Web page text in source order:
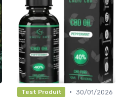
Test Produit • 30/01/2026